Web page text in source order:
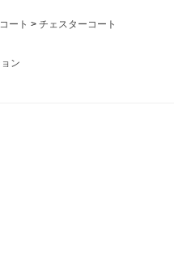
コート
チェスターコート
ン